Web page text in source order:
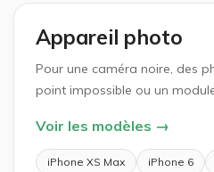
Appareil photo
Pour une caméra noire, des
point impossible ou un
Voir les modèles →
iPhone XS Max iPhone 6